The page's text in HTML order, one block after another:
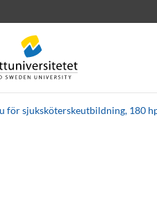
för sjuksköterskeutbildning, 180